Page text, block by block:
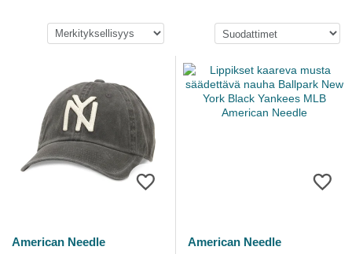
American Needle
American Needle